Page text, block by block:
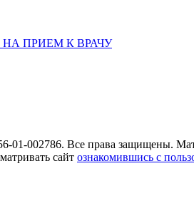
ПРИЕМ К ВРАЧУ
Все права защищены.
сайт ознакомившись с